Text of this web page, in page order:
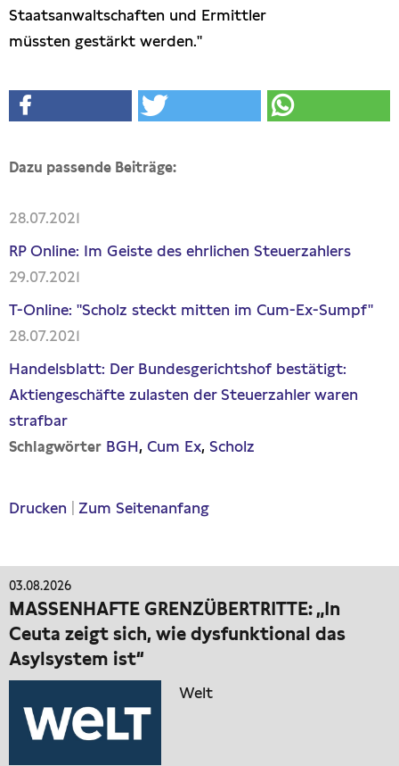
Staatsanwaltschaften und Ermittler
müssten gestärkt werden."
Dazu passende Beiträge:
28.07.2021
RP Online: Im Geiste des ehrlichen Steuerzahlers
29.07.2021
T-Online: "Scholz steckt mitten im Cum-Ex-Sumpf"
28.07.2021
Handelsblatt: Der Bundesgerichtshof bestätigt:
Aktiengeschäfte zulasten der Steuerzahler waren
strafbar
Schlagwörter BGH Cum Ex Scholz
Drucken Zum Seitenanfang
03.08.2026
MASSENHAFTE GRENZÜBERTRITTE: „In
Ceuta zeigt sich, wie dysfunktional das
Asylsystem ist“
Welt